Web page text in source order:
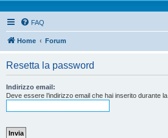
FAQ
Home Forum
Resetta la password
Indirizzo email:
Deve essere l’indirizzo email che hai inserito durante